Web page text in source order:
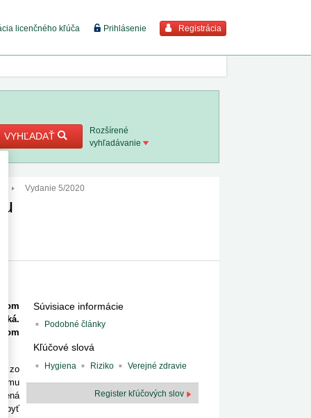
licenčného kľúča Prihlásenie Registrácia
viac
8. 2026
2. 8.
8. 2026
8. 2026
VYHĽADAŤ
Rozšírené
vyhľadávanie
Vydanie 5/2020
Súvisiace informácie
Podobné články
Kľúčové slová
Hygiena Riziko Verejné zdravie
Register kľúčových slov
zo
byť